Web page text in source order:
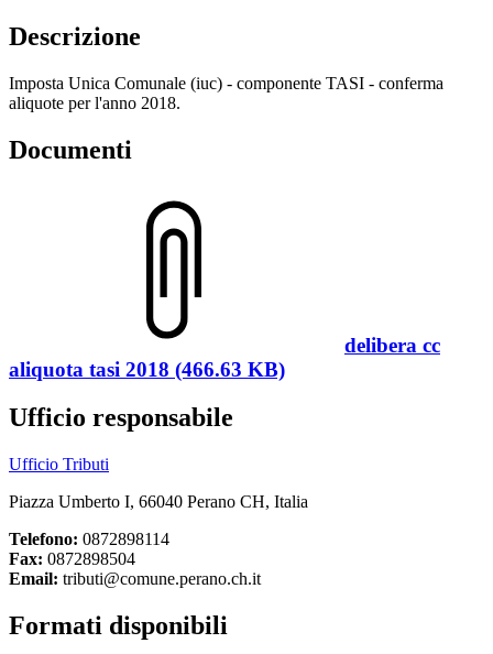
Descrizione
Imposta Unica Comunale (iuc) - componente TASI - conferma
aliquote per l'anno 2018.
Documenti
delibera cc
aliquota tasi 2018 (466.63 KB)
Ufficio responsabile
Ufficio Tributi
Piazza Umberto I, 66040 Perano CH, Italia
Telefono: 0872898114
Fax: 0872898504
Email: tributi@comune.perano.ch.it
Formati disponibili